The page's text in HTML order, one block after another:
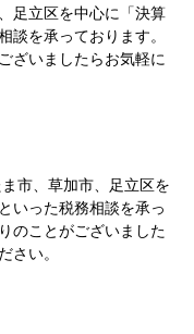
足立区を中心に「決算
談を承っております。
ざいましたらお気軽に
市、草加市、足立区を
いった税務相談を承っ
のことがございました
さい。